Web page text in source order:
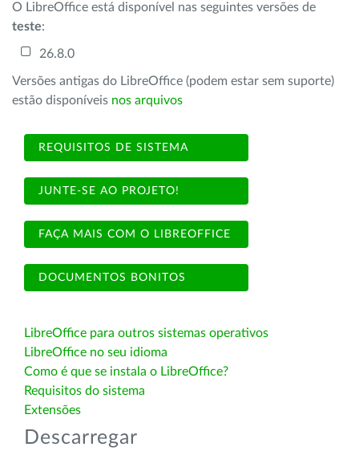
O LibreOffice está disponível nas seguintes versões de
teste:
26.8.0
Versões antigas do LibreOffice (podem estar sem suporte)
estão disponíveis nos arquivos
REQUISITOS DE SISTEMA
JUNTE-SE AO PROJETO!
FAÇA MAIS COM O LIBREOFFICE
DOCUMENTOS BONITOS
LibreOffice para outros sistemas operativos
LibreOffice no seu idioma
Como é que se instala o LibreOffice?
Requisitos do sistema
Extensões
Descarregar